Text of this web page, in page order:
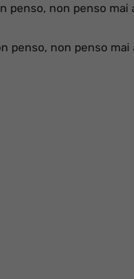
penso, non penso mai
penso, non penso mai